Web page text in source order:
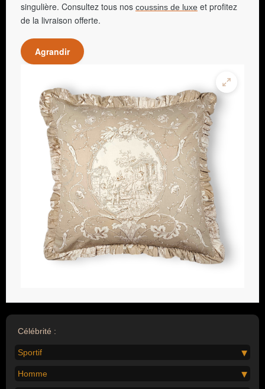
singulière. Consultez tous nos coussins de luxe et profitez
de la livraison offerte.
Agrandir
Célébrité :
Sportif
Homme